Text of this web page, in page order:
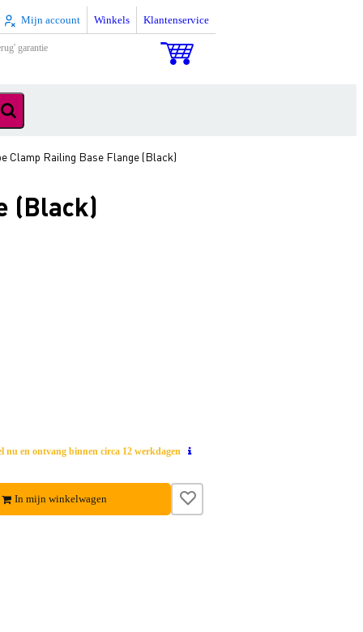
Mijn account Winkels Klantenservice
garantie
Clamp Railing Base Flange (Black)
(Black)
nu en ontvang binnen circa 12 werkdagen
In mijn winkelwagen